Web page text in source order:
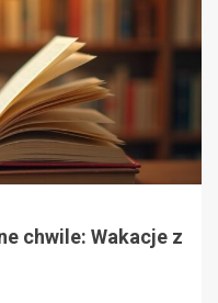
chwile: Wakacje z